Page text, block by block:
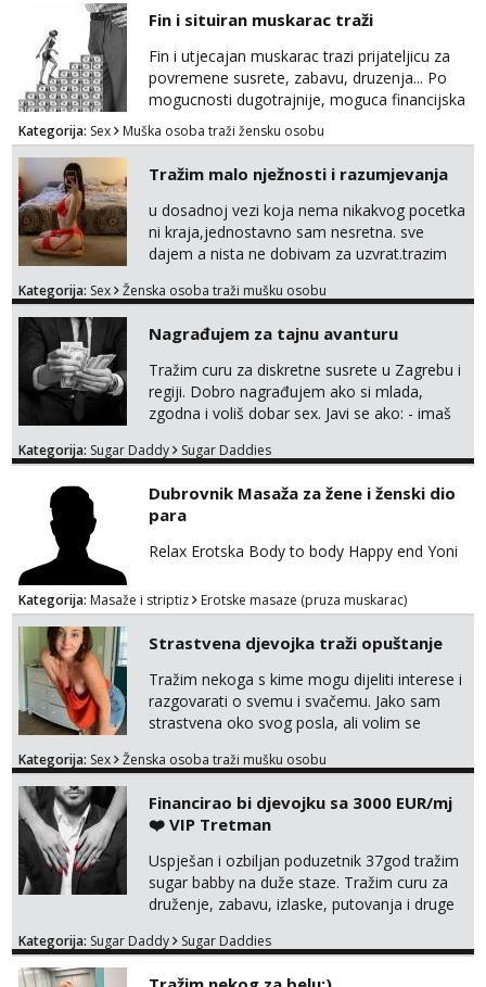
Fin i situiran muskarac traži
Fin i utjecajan muskarac trazi prijateljicu za
povremene susrete, zabavu, druzenja... Po
mogucnosti dugotrajnije, moguca financijska
potpora!
Kategorija: Sex Muška osoba traži žensku osobu
Tražim malo nježnosti i razumjevanja
u dosadnoj vezi koja nema nikakvog pocetka
ni kraja,jednostavno sam nesretna. sve
dajem a nista ne dobivam za uzvrat.trazim
trazim puno samo malo njeznosti i
poljupce po tijelu koji me jako
pale,obozavam kad muskarac preuzme
kontrolu . javi se :) Klikni na link ispod i nadji
me tamo, cekam te!
Kategorija: Sex Ženska osoba traži mušku osobu
Nagrađujem za tajnu avanturu
Tražim curu za diskretne susrete u Zagrebu i
regiji. Dobro nagrađujem ako si mlada,
zgodna i voliš dobar sex. Javi se ako: - imaš
kosu - se dobro ljubiš - si fleksibilna s
dostupna radnim danom (vikendi i noći su za
obitelj) - vodiš brigu o zdravlju i koristiš
zaštitu Ne javljajte se: - debele - frajeri i
Kategorija: Sugar Daddy Sugar Daddies
Dubrovnik Masaža za žene i ženski dio
para
Relax Erotska Body to body Happy end Yoni
Kategorija: Masaže i striptiz Erotske masaze (pruza muskarac)
Strastvena djevojka traži opuštanje
Tražim nekoga s kime mogu dijeliti interese i
razgovarati o svemu i svačemu. Jako sam
strastvena oko svog posla, ali volim se
Voljela bi naci nekoga pa da se nemoram
ispod i nadji me tamo, cekam te!
Kategorija: Sex Ženska osoba traži mušku osobu
Financirao bi djevojku sa 3000 EUR/mj
❤️ VIP Tretman
Uspješan i ozbiljan poduzetnik 37god tražim
sugar babby na duže staze. Tražim curu za
druženje, zabavu, izlaske, putovanja i druge
otvorena, komunikativna, zgodna i atraktivna
Kategorija: Sugar Daddy Sugar Daddies